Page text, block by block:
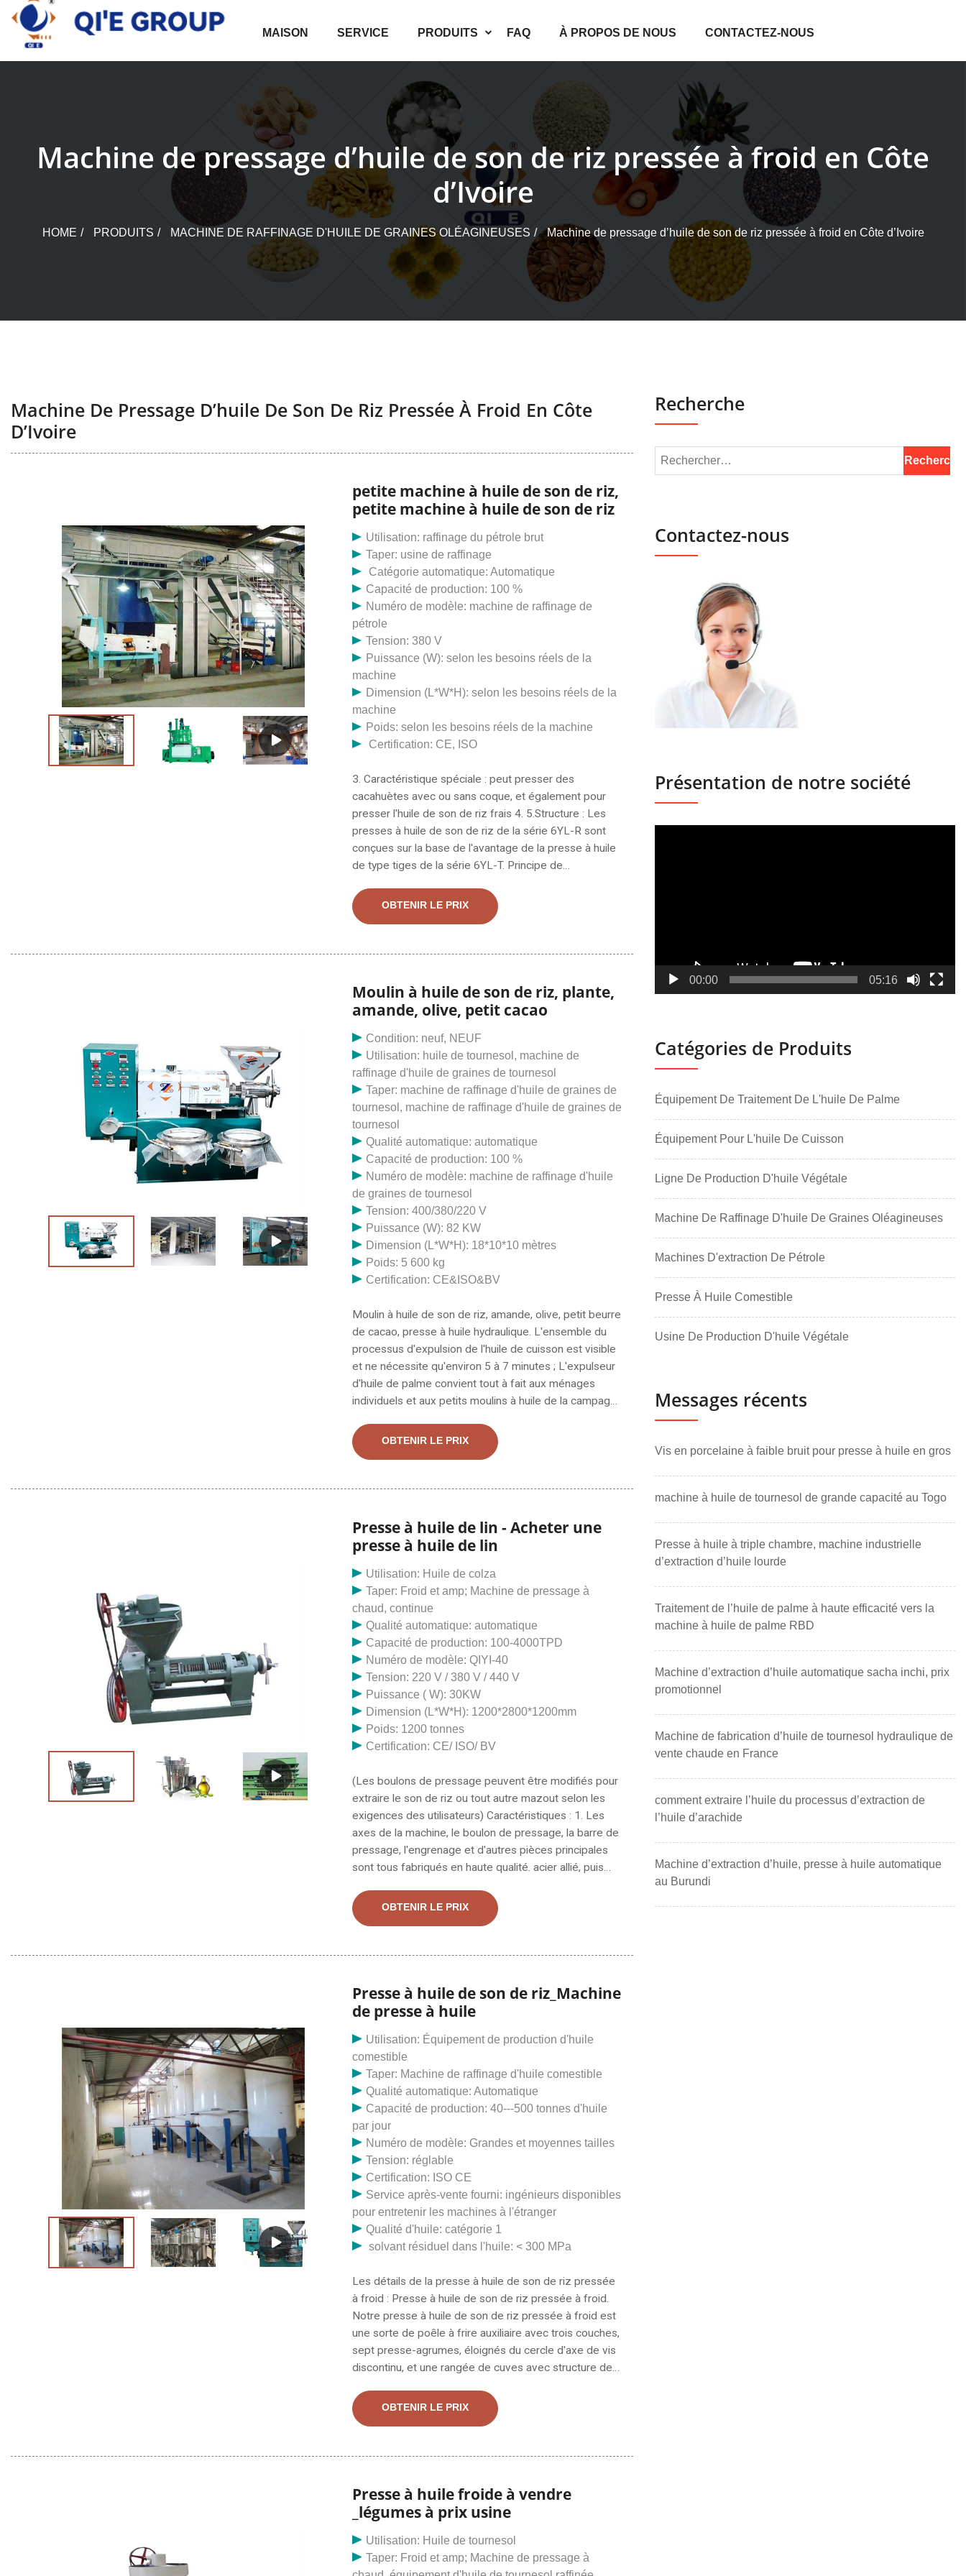
Skip
content
MAISON SERVICE PRODUITS FAQ À PROPOS DE NOUS CONTACTEZ-NOUS
Machine de pressage d’huile de son de riz pressée à froid en Côte
d’Ivoire
HOME PRODUITS MACHINE DE RAFFINAGE D'HUILE DE GRAINES OLÉAGINEUSES Machine de pressage d’huile de son de riz pressée à froid en Côte d’Ivoire
Machine De Pressage D’huile De Son De Riz Pressée À Froid En Côte
D’Ivoire
petite machine à huile de son de riz,
petite machine à huile de son de riz
Utilisation: raffinage du pétrole brut
Taper: usine de raffinage
Catégorie automatique: Automatique
Capacité de production: 100 %
Numéro de modèle: machine de raffinage de
pétrole
Tension: 380 V
Puissance (W): selon les besoins réels de la
machine
Dimension (L*W*H): selon les besoins réels de la
machine
Poids: selon les besoins réels de la machine
Certification: CE, ISO
3. Caractéristique spéciale : peut presser des
cacahuètes avec ou sans coque, et également pour
presser l'huile de son de riz frais 4. 5.Structure : Les
presses à huile de son de riz de la série 6YL-R sont
conçues sur la base de l'avantage de la presse à huile
de type tiges de la série 6YL-T. Principe de
machine à huile de soja à vis unique modèle YZS-90
est composée d'un alimentateur, d'une boîte de
d'un support de machine, etc. Elle donne de meilleurs
Ce type d'expulseur d'huile à vis utilise l'arbre à vis qui
est configuré avec différents styles de vis et tourne
lorsque la machine est en marche pour pousser le
matériau vers l'intérieur.
OBTENIR LE PRIX
Moulin à huile de son de riz, plante,
amande, olive, petit cacao
Condition: neuf, NEUF
Utilisation: huile de tournesol, machine de
raffinage d'huile de graines de tournesol
Taper: machine de raffinage d'huile de graines de
tournesol, machine de raffinage d'huile de graines de
tournesol
Qualité automatique: automatique
Capacité de production: 100 %
Numéro de modèle: machine de raffinage d'huile
de graines de tournesol
Tension: 400/380/220 V
Puissance (W): 82 KW
Dimension (L*W*H): 18*10*10 mètres
Poids: 5 600 kg
Certification: CE&ISO&BV
Moulin à huile de son de riz, amande, olive, petit beurre
de cacao, presse à huile hydraulique. L'ensemble du
processus d'expulsion de l'huile de cuisson est visible
et ne nécessite qu'environ 5 à 7 minutes ; L'expulseur
d'huile de palme convient tout à fait aux ménages
individuels et aux petits moulins à huile de la campagne
sa vitesse de pressage élevée. Il est disponible pour
les fruits de palme, le sésame, les cerneaux de noix,
fabrication de l'huile de son de riz peut être réalisée
utilise une force mécanique pour extraire l'huile de son
de riz. L'expulseur de presse à huile à vis serait
l'équipement le plus approprié. La presse à huile de
son de riz est équipée d'une barre de pressage et
d'anneaux de pressage dans la cage de pressage, qui
peuvent contrôler avec précision la température de
pressage à basse pression. Notre machine à huile de
son de riz à vis
OBTENIR LE PRIX
Presse à huile de lin - Acheter une
presse à huile de lin
Utilisation: Huile de colza
Taper: Froid et amp; Machine de pressage à
chaud, continue
Qualité automatique: automatique
Capacité de production: 100-4000TPD
Numéro de modèle: QIYI-40
Tension: 220 V / 380 V / 440 V
Puissance ( W): 30KW
Dimension (L*W*H): 1200*2800*1200mm
Poids: 1200 tonnes
Certification: CE/ ISO/ BV
(Les boulons de pressage peuvent être modifiés pour
extraire le son de riz ou tout autre mazout selon les
exigences des utilisateurs) Caractéristiques : 1. Les
axes de la machine, le boulon de pressage, la barre de
pressage, l'engrenage et d'autres pièces principales
sont tous fabriqués en haute qualité. acier allié, puis
l'usure et durable même dans des conditions de
température élevée et de consommation de friction
d'huile de germe de maïs en Côte d'Ivoire. Presse à
meilleure huile végétale, usine de biodiesel, expulseur
d'huile, équipement de biodiesel, machines d'extraction
d'huile comestible, expulseur d'huile, presse à huile et
presse à froid peuvent description: Production d'huile
de palme en Côte d'Ivoire de manière traditionnelle La
presse à huile de soja à vis gagnante la machine est
OBTENIR LE PRIX
Presse à huile de son de riz_Machine
de presse à huile
Utilisation: Équipement de production d'huile
comestible
Taper: Machine de raffinage d'huile comestible
Qualité automatique: Automatique
Capacité de production: 40---500 tonnes d'huile
par jour
Numéro de modèle: Grandes et moyennes tailles
Tension: réglable
Certification: ISO CE
Service après-vente fourni: ingénieurs disponibles
pour entretenir les machines à l'étranger
Qualité d'huile: catégorie 1
solvant résiduel dans l'huile: < 300 MPa
Les détails de la presse à huile de son de riz pressée
à froid : Presse à huile de son de riz pressée à froid.
Notre presse à huile de son de riz pressée à froid est
une sorte de poêle à frire auxiliaire avec trois couches,
sept presse-agrumes, éloignés du cercle d'axe de vis
discontinu, et une rangée de cuves avec structure de
Travailler les embryons de matière par le haut après la
poêle secondaire pour régler la température. Nous
riz de haute qualité, fournisseur ou fabricant
au meilleur prix - Htoilmachine. Fabricants et
fournisseurs d'équipements de presse à huile de son
de riz - Htoilmachine
OBTENIR LE PRIX
Presse à huile froide à vendre
_légumes à prix usine
Utilisation: Huile de tournesol
Taper: Froid et amp; Machine de pressage à
Recherche
Contactez-nous
Présentation de notre société
00:00 05:16
Catégories de Produits
Équipement De Traitement De L'huile De Palme
Équipement Pour L'huile De Cuisson
Ligne De Production D'huile Végétale
Machine De Raffinage D'huile De Graines Oléagineuses
Machines D'extraction De Pétrole
Presse À Huile Comestible
Usine De Production D'huile Végétale
Messages récents
Vis en porcelaine à faible bruit pour presse à huile en gros
machine à huile de tournesol de grande capacité au Togo
Presse à huile à triple chambre, machine industrielle
d’extraction d’huile lourde
Traitement de l’huile de palme à haute efficacité vers la
machine à huile de palme RBD
Machine d’extraction d’huile automatique sacha inchi, prix
promotionnel
Machine de fabrication d’huile de tournesol hydraulique de
vente chaude en France
comment extraire l’huile du processus d’extraction de
l’huile d’arachide
Machine d’extraction d’huile, presse à huile automatique
au Burundi